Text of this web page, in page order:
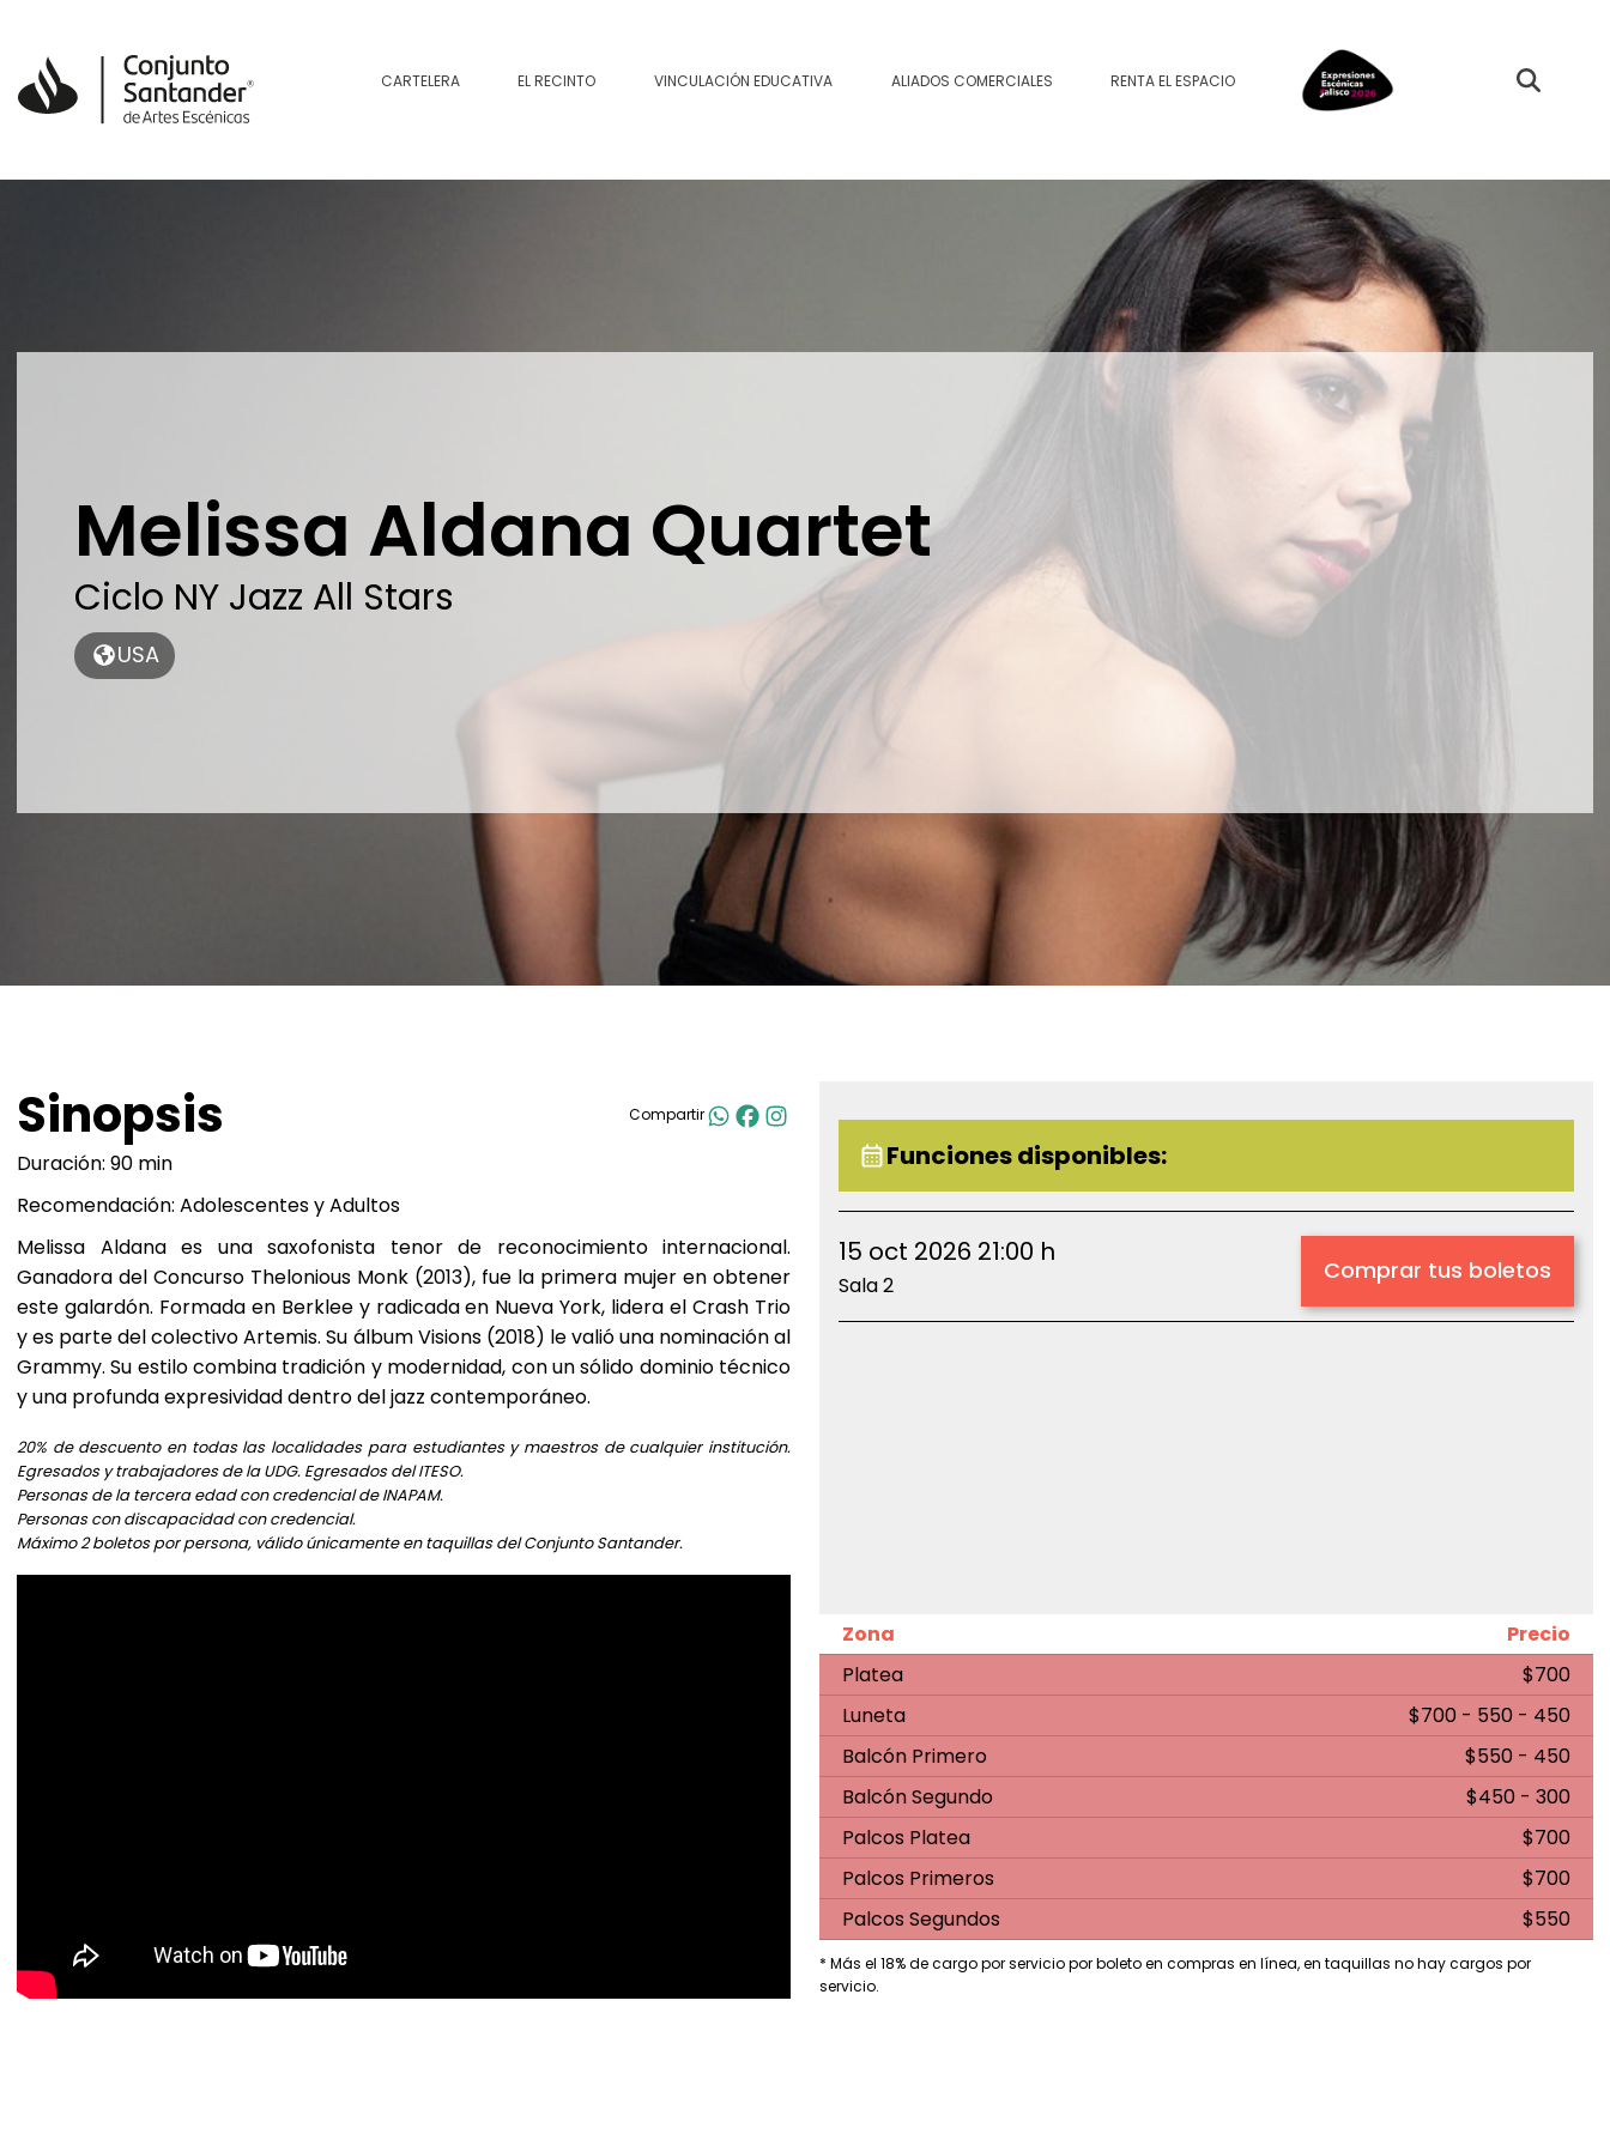
CARTELERA EL RECINTO VINCULACIÓN EDUCATIVA ALIADOS COMERCIALES RENTA EL ESPACIO
Melissa Aldana Quartet
Ciclo NY Jazz All Stars
USA
Sinopsis Compartir
Duración: 90 min
Recomendación: Adolescentes y Adultos
Melissa Aldana es una saxofonista tenor de reconocimiento internacional.
Ganadora del Concurso Thelonious Monk (2013), fue la primera mujer en obtener
este galardón. Formada en Berklee y radicada en Nueva York, lidera el Crash Trio
y es parte del colectivo Artemis. Su álbum Visions (2018) le valió una nominación al
Grammy. Su estilo combina tradición y modernidad, con un sólido dominio técnico
y una profunda expresividad dentro del jazz contemporáneo.
20% de descuento en todas las localidades para estudiantes y maestros de cualquier institución.
Egresados y trabajadores de la UDG. Egresados del ITESO.
Personas de la tercera edad con credencial de INAPAM.
Personas con discapacidad con credencial.
Máximo 2 boletos por persona, válido únicamente en taquillas del Conjunto Santander.
Funciones disponibles:
15 oct 2026 21:00 h
Sala 2 Comprar tus boletos
Zona
Precio
Platea
$700
Luneta
$700 - 550 - 450
Balcón Primero
$550 - 450
Balcón Segundo
$450 - 300
Palcos Platea
$700
Palcos Primeros
$700
Palcos Segundos
$550
* Más el 18% de cargo por servicio por boleto en compras en línea, en taquillas no hay cargos por
servicio.